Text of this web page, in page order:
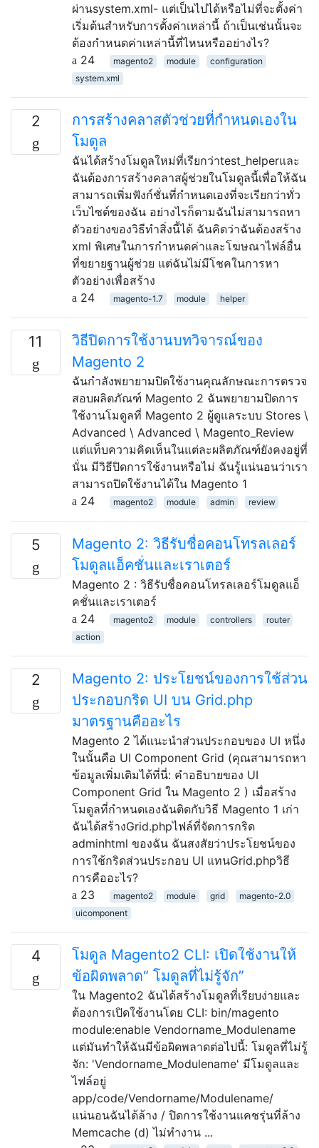
ผ่านsystem.xml- แต่เป็นไปได้หรือไม่ที่จะตั้งค่า
เริ่มต้นสำหรับการตั้งค่าเหล่านี้ ถ้าเป็นเช่นนั้นจะ
ต้องกำหนดค่าเหล่านี้ที่ไหนหรืออย่างไร?
24
magento2 module
configuration
system.xml
2
การสร้างคลาสตัวช่วยที่กำหนดเองใน
โมดูล
ฉันได้สร้างโมดูลใหม่ที่เรียกว่าtest_helperและ
ฉันต้องการสร้างคลาสผู้ช่วยในโมดูลนี้เพื่อให้ฉัน
สามารถเพิ่มฟังก์ชั่นที่กำหนดเองที่จะเรียกว่าทั่ว
เว็บไซต์ของฉัน อย่างไรก็ตามฉันไม่สามารถหา
ตัวอย่างของวิธีทำสิ่งนี้ได้ ฉันคิดว่าฉันต้องสร้าง
xml พิเศษในการกำหนดค่าและโฆษณาไฟล์อื่น
ที่ขยายฐานผู้ช่วย แต่ฉันไม่มีโชคในการหา
ตัวอย่างเพื่อสร้าง
24
magento-1.7 module helper
11
วิธีปิดการใช้งานบทวิจารณ์ของ
Magento 2
ฉันกำลังพยายามปิดใช้งานคุณลักษณะการตรวจ
สอบผลิตภัณฑ์ Magento 2 ฉันพยายามปิดการ
ใช้งานโมดูลที่ Magento 2 ผู้ดูแลระบบ Stores \
Advanced \ Advanced \ Magento_Review
แต่แท็บความคิดเห็นในแต่ละผลิตภัณฑ์ยังคงอยู่ที่
นั่น มีวิธีปิดการใช้งานหรือไม่ ฉันรู้แน่นอนว่าเรา
สามารถปิดใช้งานได้ใน Magento 1
24
magento2 module admin review
5
Magento 2: วิธีรับชื่อคอนโทรลเลอร์
โมดูลแอ็คชั่นและเราเตอร์
Magento 2 : วิธีรับชื่อคอนโทรลเลอร์โมดูลแอ็
คชั่นและเราเตอร์
24
magento2 module controllers
router
action
2
Magento 2: ประโยชน์ของการใช้ส่วน
ประกอบกริด UI บน Grid.php
มาตรฐานคืออะไร
Magento 2 ได้แนะนำส่วนประกอบของ UI หนึ่ง
ในนั้นคือ UI Component Grid (คุณสามารถหา
ข้อมูลเพิ่มเติมได้ที่นี่: คำอธิบายของ UI
Component Grid ใน Magento 2 ) เมื่อสร้าง
โมดูลที่กำหนดเองฉันติดกับวิธี Magento 1 เก่า
ฉันได้สร้างGrid.phpไฟล์ที่จัดการกริด
adminhtml ของฉัน ฉันสงสัยว่าประโยชน์ของ
การใช้กริดส่วนประกอบ UI แทนGrid.phpวิธี
การคืออะไร?
23
magento2 module grid
magento-2.0
uicomponent
4
โมดูล Magento2 CLI: เปิดใช้งานให้
ข้อผิดพลาด“ โมดูลที่ไม่รู้จัก”
ใน Magento2 ฉันได้สร้างโมดูลที่เรียบง่ายและ
ต้องการเปิดใช้งานโดย CLI: bin/magento
module:enable Vendorname_Modulename
แต่มันทำให้ฉันมีข้อผิดพลาดต่อไปนี้: โมดูลที่ไม่รู้
จัก: 'Vendorname_Modulename' มีโมดูลและ
ไฟล์อยู่
app/code/Vendorname/Modulename/
แน่นอนฉันได้ล้าง / ปิดการใช้งานแคชรุ่นที่ล้าง
Memcache (d) ไม่ทำงาน ...